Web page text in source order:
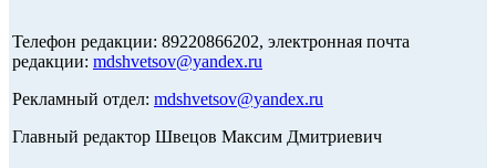
Телефон редакции: 89220866202, электронная почта
редакции: mdshvetsov@yandex.ru
Рекламный отдел: mdshvetsov@yandex.ru
Главный редактор Швецов Максим Дмитриевич